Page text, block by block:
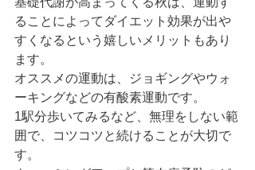
ることによってダイエット効果が出や
すくなるという嬉しいメリットもあり
ます。
オススメの運動は、ジョギングやウォ
ーキングなどの有酸素運動です。
1駅分歩いてみるなど、無理をしない範
囲で、コツコツと続けることが大切で
す。